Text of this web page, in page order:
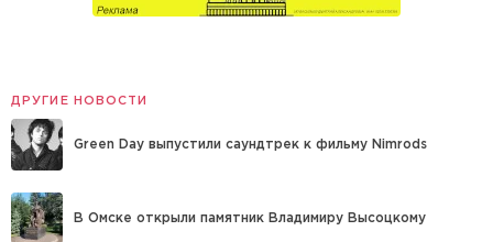
ДРУГИЕ НОВОСТИ
Green Day выпустили саундтрек к фильму Nimrods
В Омске открыли памятник Владимиру Высоцкому